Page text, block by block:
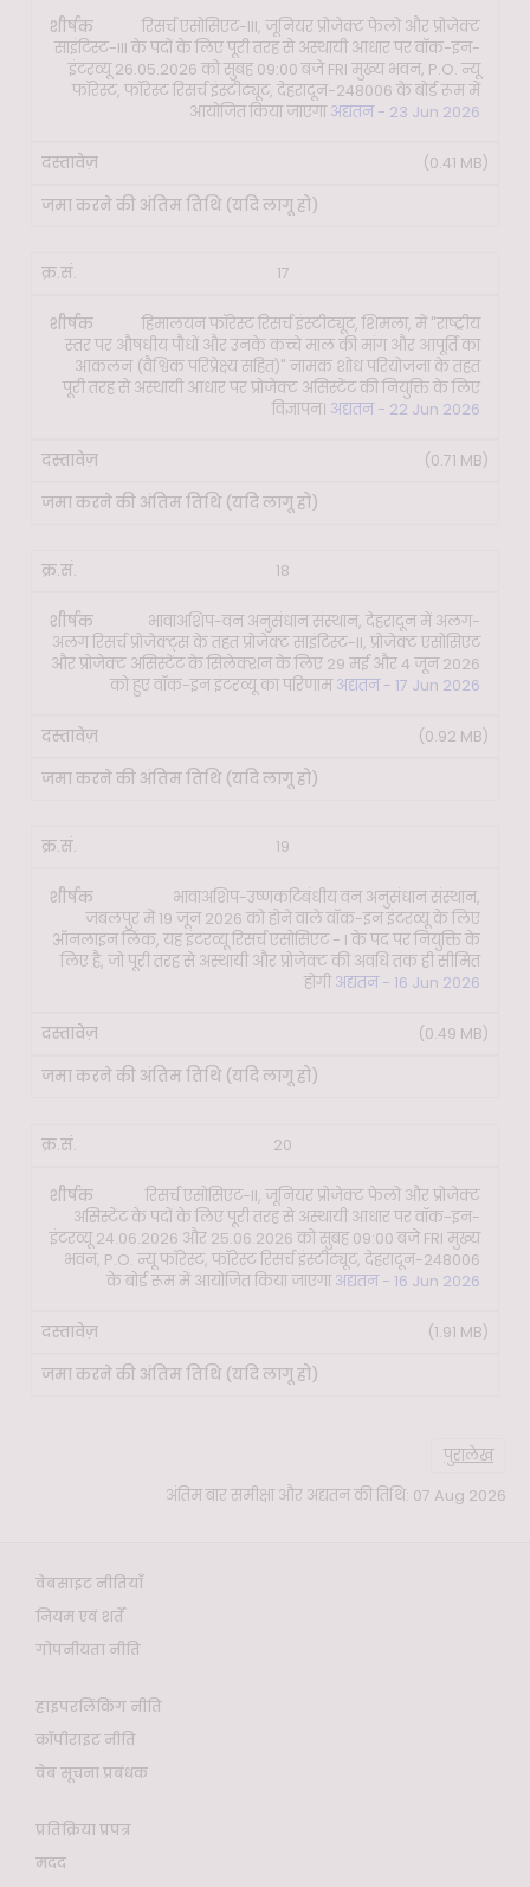
रिसर्च एसोसिएट-III, जूनियर प्रोजेक्ट फेलो और प्रोजेक्ट
साइंटिस्ट-III के पदों के लिए पूरी तरह से अस्थायी आधार पर वॉक-इन-
इंटरव्यू 26.05.2026 को सुबह 09:00 बजे FRI मुख्य भवन, P.O. न्यू
फॉरेस्ट, फॉरेस्ट रिसर्च इंस्टीट्यूट, देहरादून-248006 के बोर्ड रूम में
आयोजित किया जाएगाअद्यतन - 23 Jun 2026
(0.41 MB)
17
हिमालयन फॉरेस्ट रिसर्च इंस्टीट्यूट, शिमला, में "राष्ट्रीय
स्तर पर औषधीय पौधों और उनके कच्चे माल की मांग और आपूर्ति का
आकलन (वैश्विक परिप्रेक्ष्य सहित)" नामक शोध परियोजना के तहत
पूरी तरह से अस्थायी आधार पर प्रोजेक्ट असिस्टेंट की नियुक्ति के लिए
विज्ञापन। अद्यतन - 22 Jun 2026
(0.71 MB)
18
भावाअशिप-वन अनुसंधान संस्थान, देहरादून में अलग-
अलग रिसर्च प्रोजेक्ट्स के तहत प्रोजेक्ट साइंटिस्ट-II, प्रोजेक्ट एसोसिएट
और प्रोजेक्ट असिस्टेंट के सिलेक्शन के लिए 29 मई और 4 जून 2026
को हुए वॉक-इन इंटरव्यू का परिणामअद्यतन - 17 Jun 2026
(0.92 MB)
19
भावाअशिप-उष्णकटिबंधीय वन अनुसंधान संस्थान,
जबलपुर में 19 जून 2026 को होने वाले वॉक-इन इंटरव्यू के लिए
ऑनलाइन लिंक, यह इंटरव्यू रिसर्च एसोसिएट - I के पद पर नियुक्ति के
लिए है, जो पूरी तरह से अस्थायी और प्रोजेक्ट की अवधि तक ही सीमित
होगी अद्यतन - 16 Jun 2026
(0.49 MB)
20
रिसर्च एसोसिएट-II, जूनियर प्रोजेक्ट फेलो और प्रोजेक्ट
असिस्टेंट के पदों के लिए पूरी तरह से अस्थायी आधार पर वॉक-इन-
इंटरव्यू 24.06.2026 और 25.06.2026 को सुबह 09:00 बजे FRI मुख्य
भवन, P.O. न्यू फॉरेस्ट, फॉरेस्ट रिसर्च इंस्टीट्यूट, देहरादून-248006
के बोर्ड रूम में आयोजित किया जाएगाअद्यतन - 16 Jun 2026
(1.91 MB)
पुरालेख
अंतिम बार समीक्षा और अद्यतन की तिथि: 07 Aug 2026
वेबसाइट नीतियाँ
नियम एवं शर्तें
गोपनीयता नीति
हाइपरलिंकिंग नीति
कॉपीराइट नीति
वेब सूचना प्रबंधक
प्रतिक्रिया प्रपत्र
मदद